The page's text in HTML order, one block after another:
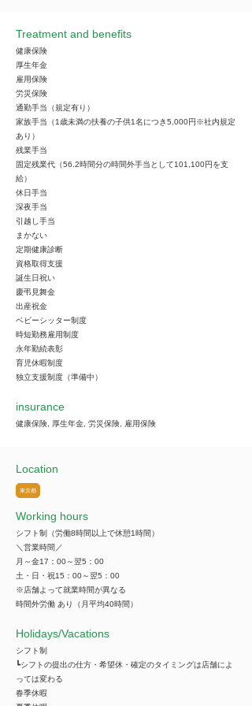
Treatment and benefits
健康保険
厚生年金
雇用保険
労災保険
通勤手当（規定有り）
家族手当（1歳未満の扶養の子供1名につき5,000円※社内規定
あり）
残業手当
固定残業代（56.2時間分の時間外手当として101,100円を支
給）
休日手当
深夜手当
引越し手当
まかない
定期健康診断
資格取得支援
誕生日祝い
慶弔見舞金
出産祝金
ベビーシッター制度
時短勤務雇用制度
永年勤続表彰
育児休暇制度
独立支援制度（準備中）
insurance
健康保険, 厚生年金, 労災保険, 雇用保険
Location
東京都
Working hours
シフト制（労働8時間以上で休憩1時間）
＼営業時間／
月～金17：00～翌5：00
土・日・祝15：00～翌5：00
※店舗よって就業時間が異なる
時間外労働 あり（月平均40時間）
​Holidays/Vacations
シフト制
┗シフトの提出の仕方・希望休・確定のタイミングは店舗によ
っては変わる
春季休暇